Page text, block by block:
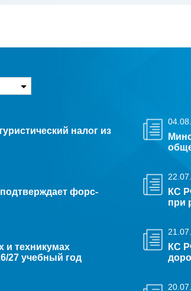
налог из
форс-
КС
при
и техникумах
27 учебный год
КС